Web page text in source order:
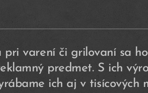
pri varení či grilovaní sa
predmet. S ich
ich aj v tisícových